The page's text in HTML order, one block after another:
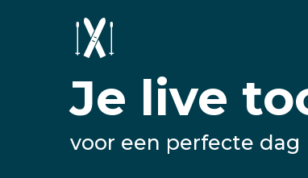
Je live
voor een perfecte dag